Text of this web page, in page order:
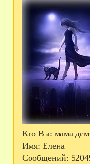
Кто Вы: мама
Имя: Елена
Сообщений: